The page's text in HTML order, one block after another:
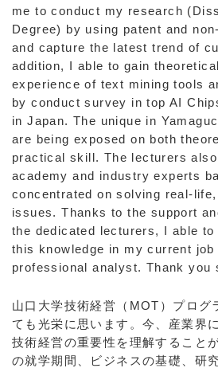
me to conduct my research
Degree) by using patent and
and capture the latest trend of
addition, I able to gain
experience of text mining tools
by conduct survey in top AI
in Japan. The unique in
are being exposed on both
practical skill. The lecturers
academy and industry experts
concentrated on solving real-
issues. Thanks to the support
the dedicated lecturers, I able to
this knowledge in my current job
professional analyst. Thank you
山口大学技術経営（MOT）プログ
ても光栄に思います。今、産業界
技術経営の重要性を理解すること
の就学期間、ビジネスの基礎、研